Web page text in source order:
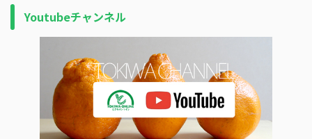
Youtubeチャンネル